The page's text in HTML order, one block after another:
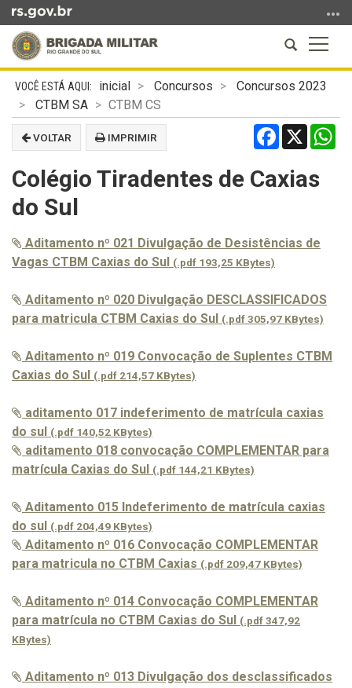
para
conteúdo
para
menu
para
busca
a
Abrir
a
busca
Início
conteúdo
inicial Concursos
Concursos 2023
CTBM SA
CTBM CS
VOLTAR IMPRIMIR Facebook
X
Colégio Tiradentes de Caxias
do Sul
Aditamento nº 021 Divulgação de Desistências de
Vagas CTBM Caxias do Sul (.pdf 193,25 KBytes)
Aditamento nº 020 Divulgação DESCLASSIFICADOS
para matricula CTBM Caxias do Sul (.pdf 305,97 KBytes)
Aditamento nº 019 Convocação de Suplentes CTBM
Caxias do Sul (.pdf 214,57 KBytes)
aditamento 017 indeferimento de matrícula caxias
do sul (.pdf 140,52 KBytes)
aditamento 018 convocação COMPLEMENTAR para
matrícula Caxias do Sul (.pdf 144,21 KBytes)
Aditamento 015 Indeferimento de matrícula caxias
do sul (.pdf 204,49 KBytes)
Aditamento nº 016 Convocação COMPLEMENTAR
para matricula no CTBM Caxias (.pdf 209,47 KBytes)
Aditamento nº 014 Convocação COMPLEMENTAR
para matrícula no CTBM Caxias do Sul (.pdf 347,92
KBytes)
Aditamento nº 013 Divulgação dos desclassificados